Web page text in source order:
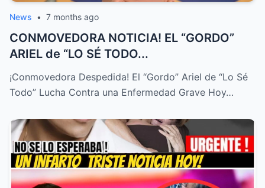
News • 7 months ago
CONMOVEDORA NOTICIA! EL “GORDO”
ARIEL de “LO SÉ TODO...
¡Conmovedora Despedida! El “Gordo” Ariel de “Lo Sé
Todo” Lucha Contra una Enfermedad Grave Hoy…